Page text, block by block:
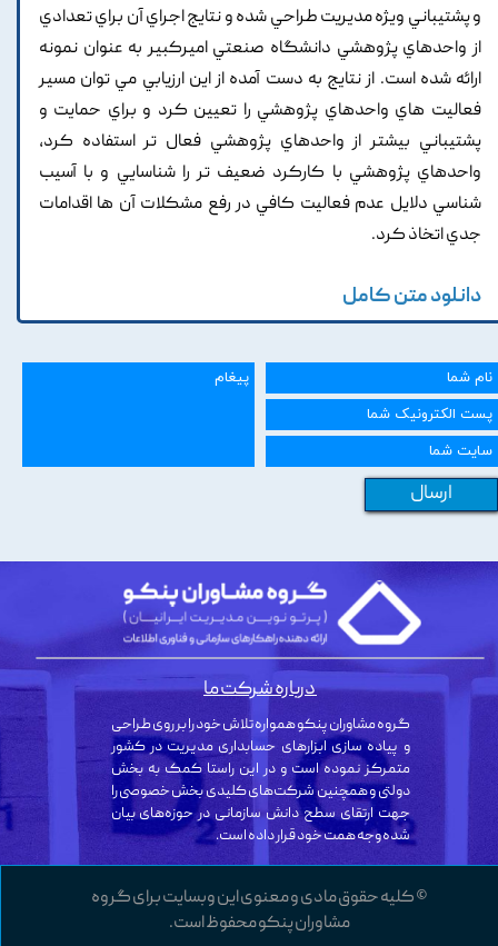
و پشتيباني ويژه مديريت طراحي شده و نتايج اجراي آن براي تعدادي
از واحدهاي پژوهشي دانشگاه صنعتي اميرکبير به عنوان نمونه
ارائه شده است. از نتايج به دست آمده از اين ارزيابي مي توان مسير
فعاليت هاي واحدهاي پژوهشي را تعيين کرد و براي حمايت و
پشتيباني بيشتر از واحدهاي پژوهشي فعال تر استفاده کرد,
واحدهاي پژوهشي با کارکرد ضعيف تر را شناسايي و با آسيب
شناسي دلايل عدم فعاليت کافي در رفع مشکلات آن ها اقدامات
جدي اتخاذ کرد.
دانلود متن کامل
ارسال
© کلیه حقوق مادی و معنوی این وبسایت برای گروه
مشاوران پنکو محفوظ است.
گروه مشاوران پنکو همواره تلاش خود را بر روی طراحی
و پیاده سازی ابزارهای حسابداری مدیریت در کشور
متمرکز نموده است و در این راستا کمک به بخش
دولتی و همچنین شرکت‌های کلیدی بخش خصوصی را
جهت ارتقای سطح دانش سازمانی در حوزه‌های بیان
شده وجه همت خود قرار داده است.
درباره شرکت ما